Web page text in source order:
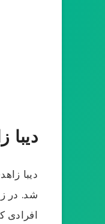
دیبا
شد. در
افرادی